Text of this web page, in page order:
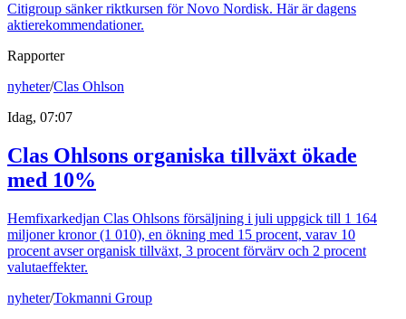
Citigroup sänker riktkursen för Novo Nordisk. Här är dagens
aktierekommendationer.
Rapporter
nyheter/Clas Ohlson
Idag, 07:07
Clas Ohlsons organiska tillväxt ökade
med 10%
Hemfixarkedjan Clas Ohlsons försäljning i juli uppgick till 1 164
miljoner kronor (1 010), en ökning med 15 procent, varav 10
procent avser organisk tillväxt, 3 procent förvärv och 2 procent
valutaeffekter.
nyheter/Tokmanni Group